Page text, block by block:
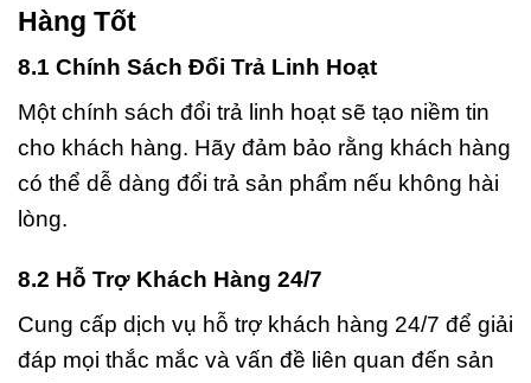
Hàng Tốt
8.1 Chính Sách Đổi Trả Linh Hoạt
Một chính sách đổi trả linh hoạt sẽ tạo niềm tin
cho khách hàng. Hãy đảm bảo rằng khách hàng
có thể dễ dàng đổi trả sản phẩm nếu không hài
lòng.
8.2 Hỗ Trợ Khách Hàng 24/7
Cung cấp dịch vụ hỗ trợ khách hàng 24/7 để giải
đáp mọi thắc mắc và vấn đề liên quan đến sản